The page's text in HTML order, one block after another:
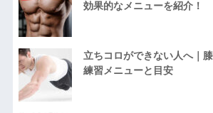
効果的なメニューを紹介！
立ちコロができない人へ｜
練習メニューと目安